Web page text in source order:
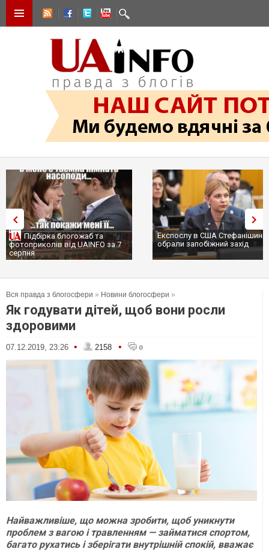
Експослу в США Стефанішиній
обрали запобіжний захід
Трамп не передасть Україні
сотні ракет до Patriot, бо у
Вся правда з блогосфери » Новини блогосфери »
Як годувати дітей, щоб вони росли
здоровими
07.12.2019, 23:26 • 2158 • 0
Найважливіше, що можна зробити, щоб уникнути
проблем з вагою і травленням — займатися спортом,
багато рухатись і зберігати внутрішній спокій, вважає